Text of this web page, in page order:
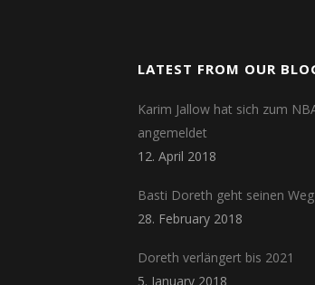
LATEST FROM OUR
Karim Jallow hat sich zum
angemeldet
12. April 2018
Basti Doreth geht seinen Weg
28. February 2018
Doreth verlängert bis 2021
5. January 2018